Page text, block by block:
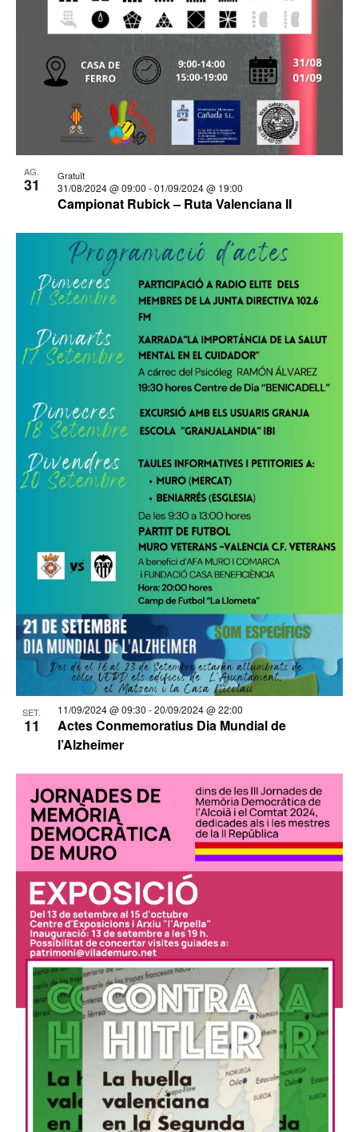
AG.
31
Campionat Rubick – Ruta Valenciana II
31/08/2024 @ 09:00 -01/09/2024 @ 19:00
Gratuït
SET.
11
Actes Conmemoratius Dia Mundial de
l’Alzheimer
11/09/2024 @ 09:30 -20/09/2024 @ 22:00